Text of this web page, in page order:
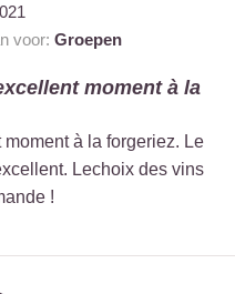
voor: Groepen
moment à la
à la forgeriez. Le
Lechoix des vins
!